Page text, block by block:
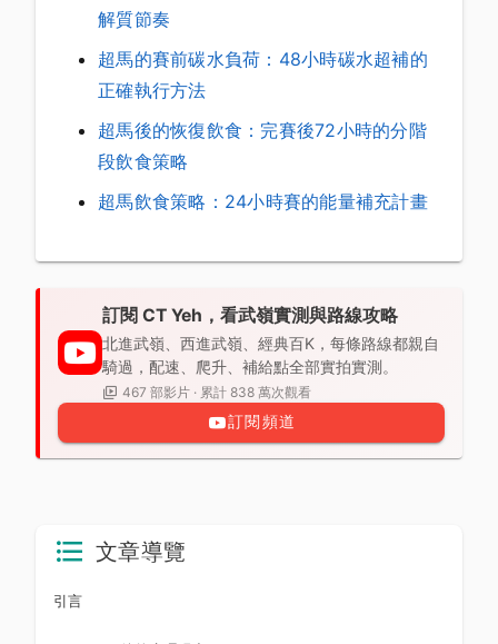
解質節奏
超馬的賽前碳水負荷：48小時碳水超補的
正確執行方法
超馬後的恢復飲食：完賽後72小時的分階
段飲食策略
超馬飲食策略：24小時賽的能量補充計畫
訂閱 CT Yeh，看武嶺實測與路線攻略
北進武嶺、西進武嶺、經典百K，每條路線都親自
騎過，配速、爬升、補給點全部實拍實測。
467 部影片 · 累計 838 萬次觀看
訂閱頻道
文章導覽
引言